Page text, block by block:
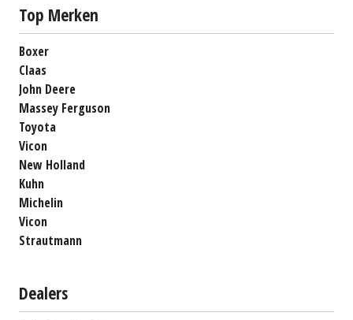
Top Merken
Boxer
Claas
John Deere
Massey Ferguson
Toyota
Vicon
New Holland
Kuhn
Michelin
Vicon
Strautmann
Dealers